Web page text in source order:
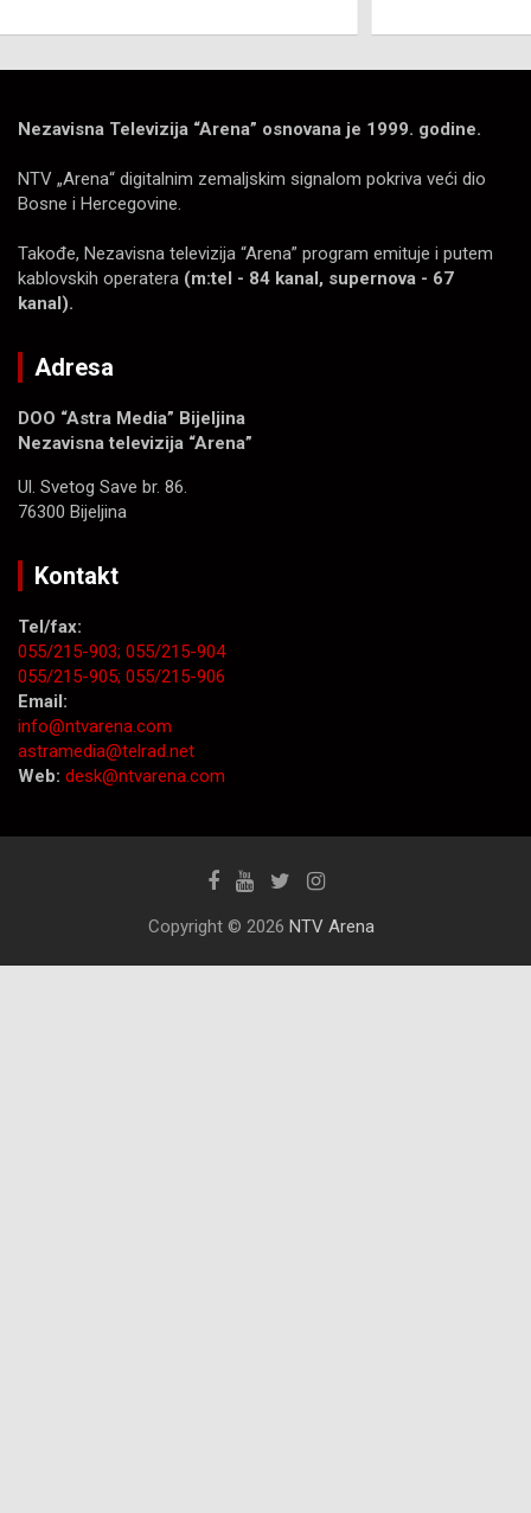
Nezavisna Televizija “Arena” osnovana je 1999. godine.
NTV „Arena“ digitalnim zemaljskim signalom pokriva veći dio
Bosne i Hercegovine.
Takođe, Nezavisna televizija “Arena” program emituje i putem
kablovskih operatera (m:tel - 84 kanal, supernova - 67
kanal).
Adresa
DOO “Astra Media” Bijeljina
Nezavisna televizija “Arena”
Ul. Svetog Save br. 86.
76300 Bijeljina
Kontakt
Tel/fax:
055/215-903; 055/215-904
055/215-905; 055/215-906
Email:
info@ntvarena.com
astramedia@telrad.net
Web: desk@ntvarena.com
Copyright © 2026 NTV Arena